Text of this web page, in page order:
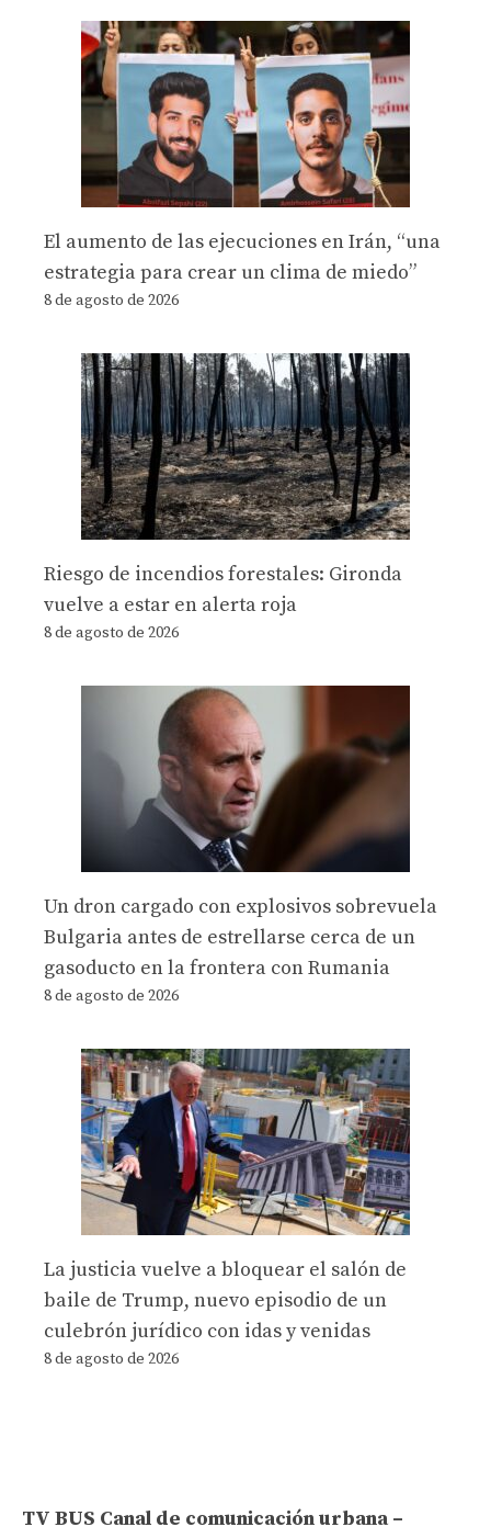
El aumento de las ejecuciones en Irán, “una
estrategia para crear un clima de miedo”
8 de agosto de 2026
Riesgo de incendios forestales: Gironda
vuelve a estar en alerta roja
8 de agosto de 2026
Un dron cargado con explosivos sobrevuela
Bulgaria antes de estrellarse cerca de un
gasoducto en la frontera con Rumania
8 de agosto de 2026
La justicia vuelve a bloquear el salón de
baile de Trump, nuevo episodio de un
culebrón jurídico con idas y venidas
8 de agosto de 2026
TV BUS Canal de comunicación urbana –